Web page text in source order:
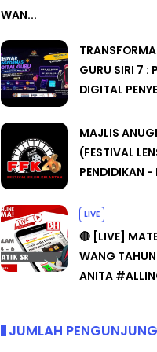
WAN...
GURU SIRI 7 :
DIGITAL
MAJLIS
(FESTIVAL
PENDIDIKAN
LIVE
🔴 [LIVE]
WANG
ANITA
JUMLAH PENGUNJUNG